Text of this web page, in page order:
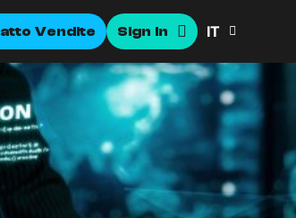
Vendite Sign In IT